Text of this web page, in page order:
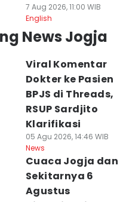
7 Aug 2026, 11:00 WIB
English
News Jogja
Viral Komentar
Dokter ke Pasien
BPJS di Threads,
RSUP Sardjito
Klarifikasi
05 Agu 2026, 14:46 WIB
News
Cuaca Jogja dan
Sekitarnya 6
Agustus